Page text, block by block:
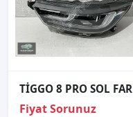
TİGGO 8 PRO SOL FAR
Fiyat Sorunuz